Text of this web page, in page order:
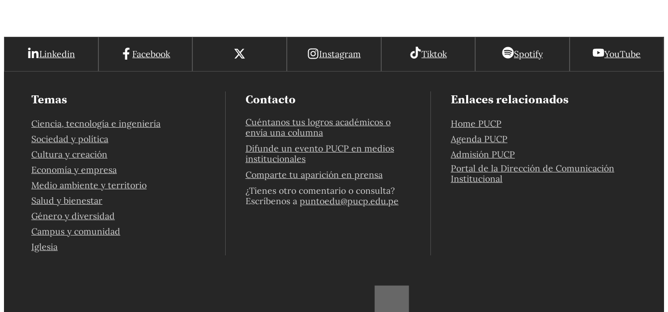
Linkedin Facebook Instagram Tiktok Spotify YouTube
Temas
Ciencia, tecnología e ingeniería
Sociedad y política
Cultura y creación
Economía y empresa
Medio ambiente y territorio
Salud y bienestar
Género y diversidad
Campus y comunidad
Iglesia
Contacto
Cuéntanos tus logros académicos o
envía una columna
Difunde un evento PUCP en medios
institucionales
Comparte tu aparición en prensa
¿Tienes otro comentario o consulta?
Escríbenos a puntoedu@pucp.edu.pe
Enlaces relacionados
Home PUCP
Agenda PUCP
Admisión PUCP
Portal de la Dirección de Comunicación
Institucional